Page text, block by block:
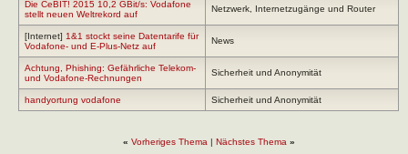
Die CeBIT! 2015 10,2 GBit/s: Vodafone
stellt neuen Weltrekord auf
Netzwerk, Internetzugänge und Router
[Internet] 1&1 stockt seine Datentarife für
Vodafone- und E-Plus-Netz auf
News
Achtung, Phishing: Gefährliche Telekom-
und Vodafone-Rechnungen
Sicherheit und Anonymität
handyortung vodafone Sicherheit und Anonymität
« Vorheriges Thema | Nächstes Thema »